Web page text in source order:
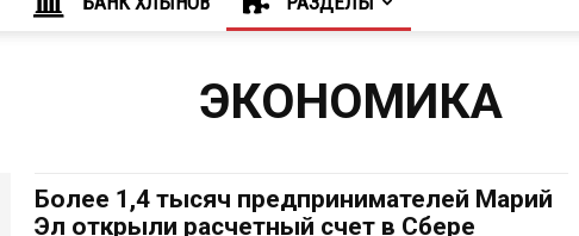
ЭКОНОМИКА
Более 1,4 тысяч предпринимателей Марий
Эл открыли расчетный счет в Сбере